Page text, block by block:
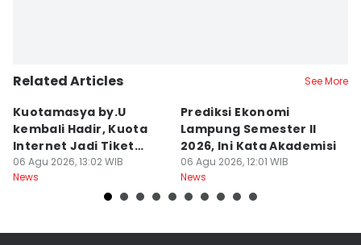
Related Articles See More
Kuotamasya by.U
kembali Hadir, Kuota
Internet Jadi Tiket
Liburan?
06 Agu 2026, 13:02 WIB
News
Prediksi Ekonomi
Lampung Semester II
2026, Ini Kata Akademisi
06 Agu 2026, 12:01 WIB
News